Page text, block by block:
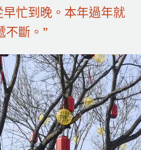
忙到晚。本年過年就
不斷。”